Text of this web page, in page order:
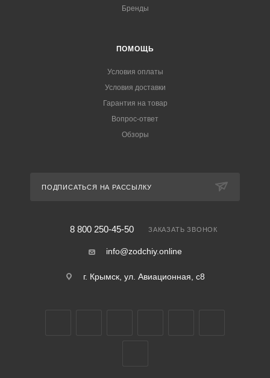
Бренды
ПОМОЩЬ
Условия оплаты
Условия доставки
Гарантия на товар
Вопрос-ответ
Обзоры
ПОДПИСАТЬСЯ НА РАССЫЛКУ
8 800 250-45-50 ЗАКАЗАТЬ ЗВОНОК
info@zodchiy.online
г. Крымск, ул. Авиационная, с8